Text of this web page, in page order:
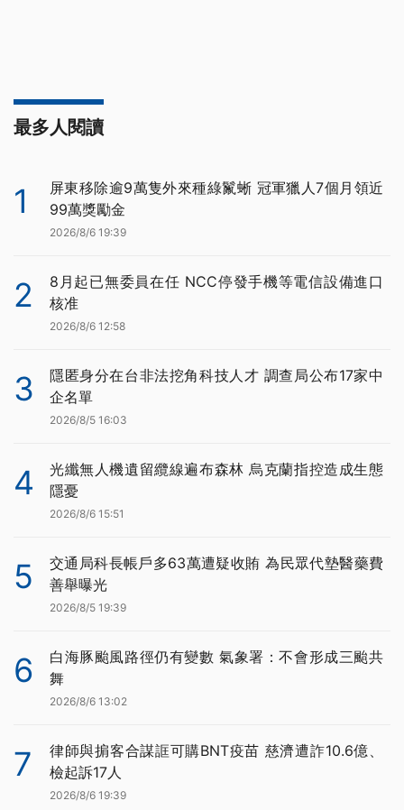
最多人閱讀
1
屏東移除逾9萬隻外來種綠鬣蜥 冠軍獵人7個月領近
99萬獎勵金
2026/8/6 19:39
2
8月起已無委員在任 NCC停發手機等電信設備進口
核准
2026/8/6 12:58
3
隱匿身分在台非法挖角科技人才 調查局公布17家中
企名單
2026/8/5 16:03
4
光纖無人機遺留纜線遍布森林 烏克蘭指控造成生態
隱憂
2026/8/6 15:51
5
交通局科長帳戶多63萬遭疑收賄 為民眾代墊醫藥費
善舉曝光
2026/8/5 19:39
6
白海豚颱風路徑仍有變數 氣象署：不會形成三颱共
舞
2026/8/6 13:02
7
律師與掮客合謀誆可購BNT疫苗 慈濟遭詐10.6億、
檢起訴17人
2026/8/6 19:39